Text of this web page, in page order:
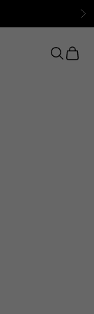
Suchen